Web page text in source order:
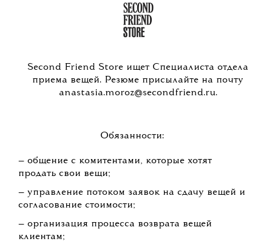
Second Friend Store ищет Специалиста отдела
приема вещей. Резюме присылайте на почту
anastasia.moroz@secondfriend.ru.
Обязанности:
— общение с комитентами, которые хотят
продать свои вещи;
— управление потоком заявок на сдачу вещей и
согласование стоимости;
— организация процесса возврата вещей
клиентам;